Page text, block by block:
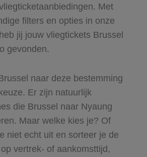
Met
filters en opties in onze
jij jouw vliegtickets Brussel
gevonden.
naar deze bestemming
Er zijn natuurlijk
die Brussel naar Nyaung
Maar welke kies je? Of
niet echt uit en sorteer je de
vertrek- of aankomsttijd,